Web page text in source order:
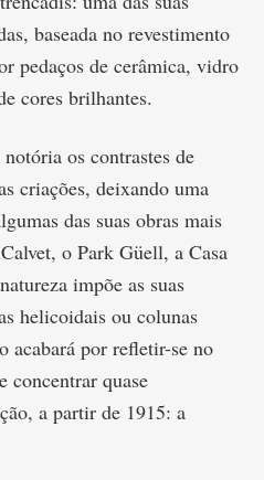
baseada no revestimento
pedaços de cerâmica, vidro
cores brilhantes.
os contrastes de
criações, deixando uma
das suas obras mais
o Park Güell, a Casa
impõe as suas
helicoidais ou colunas
acabará por refletir-se no
concentrar quase
a partir de 1915: a